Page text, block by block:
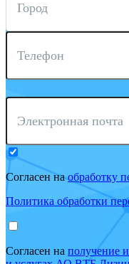
Город
Телефон
Электронная почта
Согласен наобработку
Политика обработки
Согласен на получение